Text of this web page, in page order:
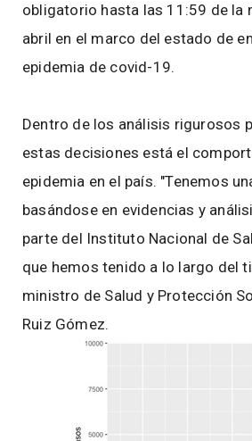
obligatorio hasta las 11:59 de la
abril en el marco del estado de
epidemia de covid-19.
Dentro de los análisis rigurosos
estas decisiones está el
epidemia en el país. "Tenemos
basándose en evidencias y
parte del Instituto Nacional de
que hemos tenido a lo largo del
ministro de Salud y Protección
Ruiz Gómez.